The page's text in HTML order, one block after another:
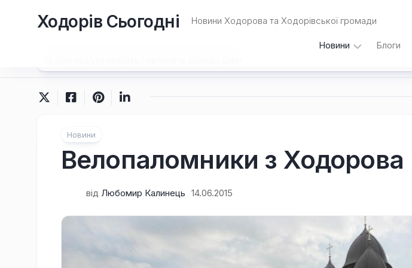
Ходорів Сьогодні Новини Ходорова та Ходорівської громади
Новини Блоги
Новини
Велопаломники з Ходорова
від Любомир Калинець 14.06.2015